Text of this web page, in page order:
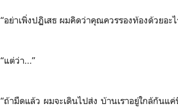
“อย่าเพิ่งปฏิเสธ ผมคิดว่าคุณควรรองท้องด้วยอ
“แต่ว่า...”
“ถ้ามืดแล้ว ผมจะเดินไปส่ง บ้านเราอยู่ใกล้กันแ